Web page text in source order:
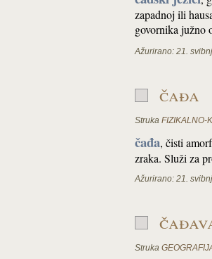
zapadnoj ili
govornika južno
Ažurirano: 21.
čađa
Struka FIZIKALNO-
čađa, čisti
zraka. Služi za
Ažurirano: 21.
Struka